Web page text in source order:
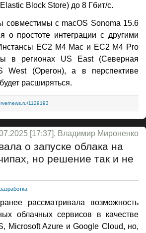
Block Store) до 8 Гбит/с.
совместимы с macOS Sonoma 15.6
о простоте интеграции с другими
EC2 M4 Mac и EC2 M4 Pro
в регионах US East (Северная
West (Орегон), а в перспективе
расширяться.
1129193
[17:37], Владимир Мироненко
о запуске облака на
но решение так и не
рассматривала возможность
облачных сервисов в качестве
Microsoft Azure и Google Cloud, но,